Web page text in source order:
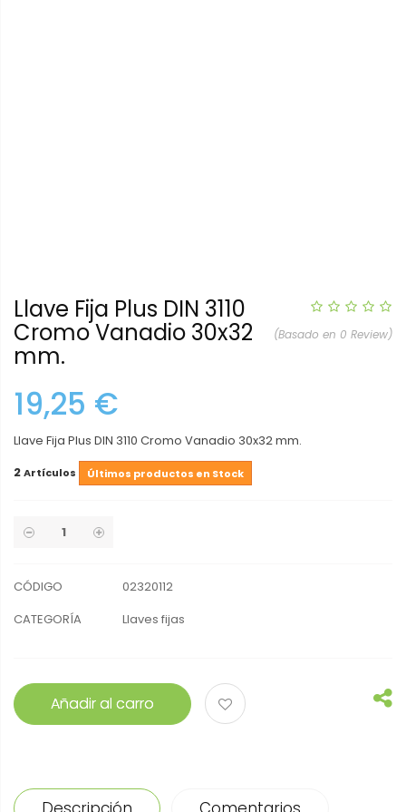
(Basado en 0 Review)
Llave Fija Plus DIN 3110
Cromo Vanadio 30x32
mm.
19,25 €
Llave Fija Plus DIN 3110 Cromo Vanadio 30x32 mm.
2Artículos Últimos productos en Stock
CÓDIGO
02320112
CATEGORÍA
Llaves fijas
Añadir al carro